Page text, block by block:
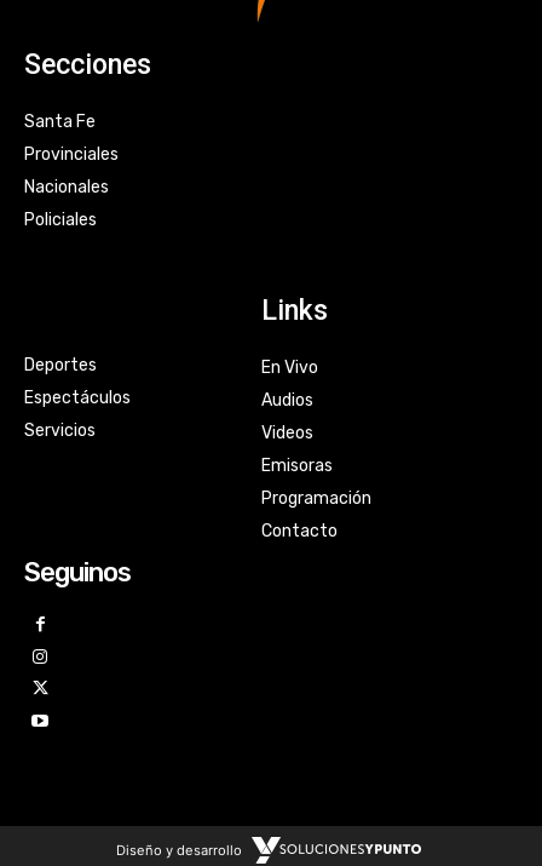
Secciones
Santa Fe
Provinciales
Nacionales
Policiales
Deportes
Espectáculos
Servicios
Links
En Vivo
Audios
Videos
Emisoras
Programación
Contacto
Seguinos
Diseño y desarrollo